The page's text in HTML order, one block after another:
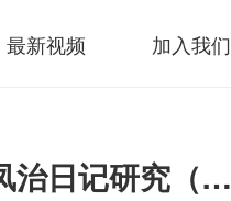
最新视频 加入我们
晚清官场镜像：杜凤治日记研究（鸣沙系列）